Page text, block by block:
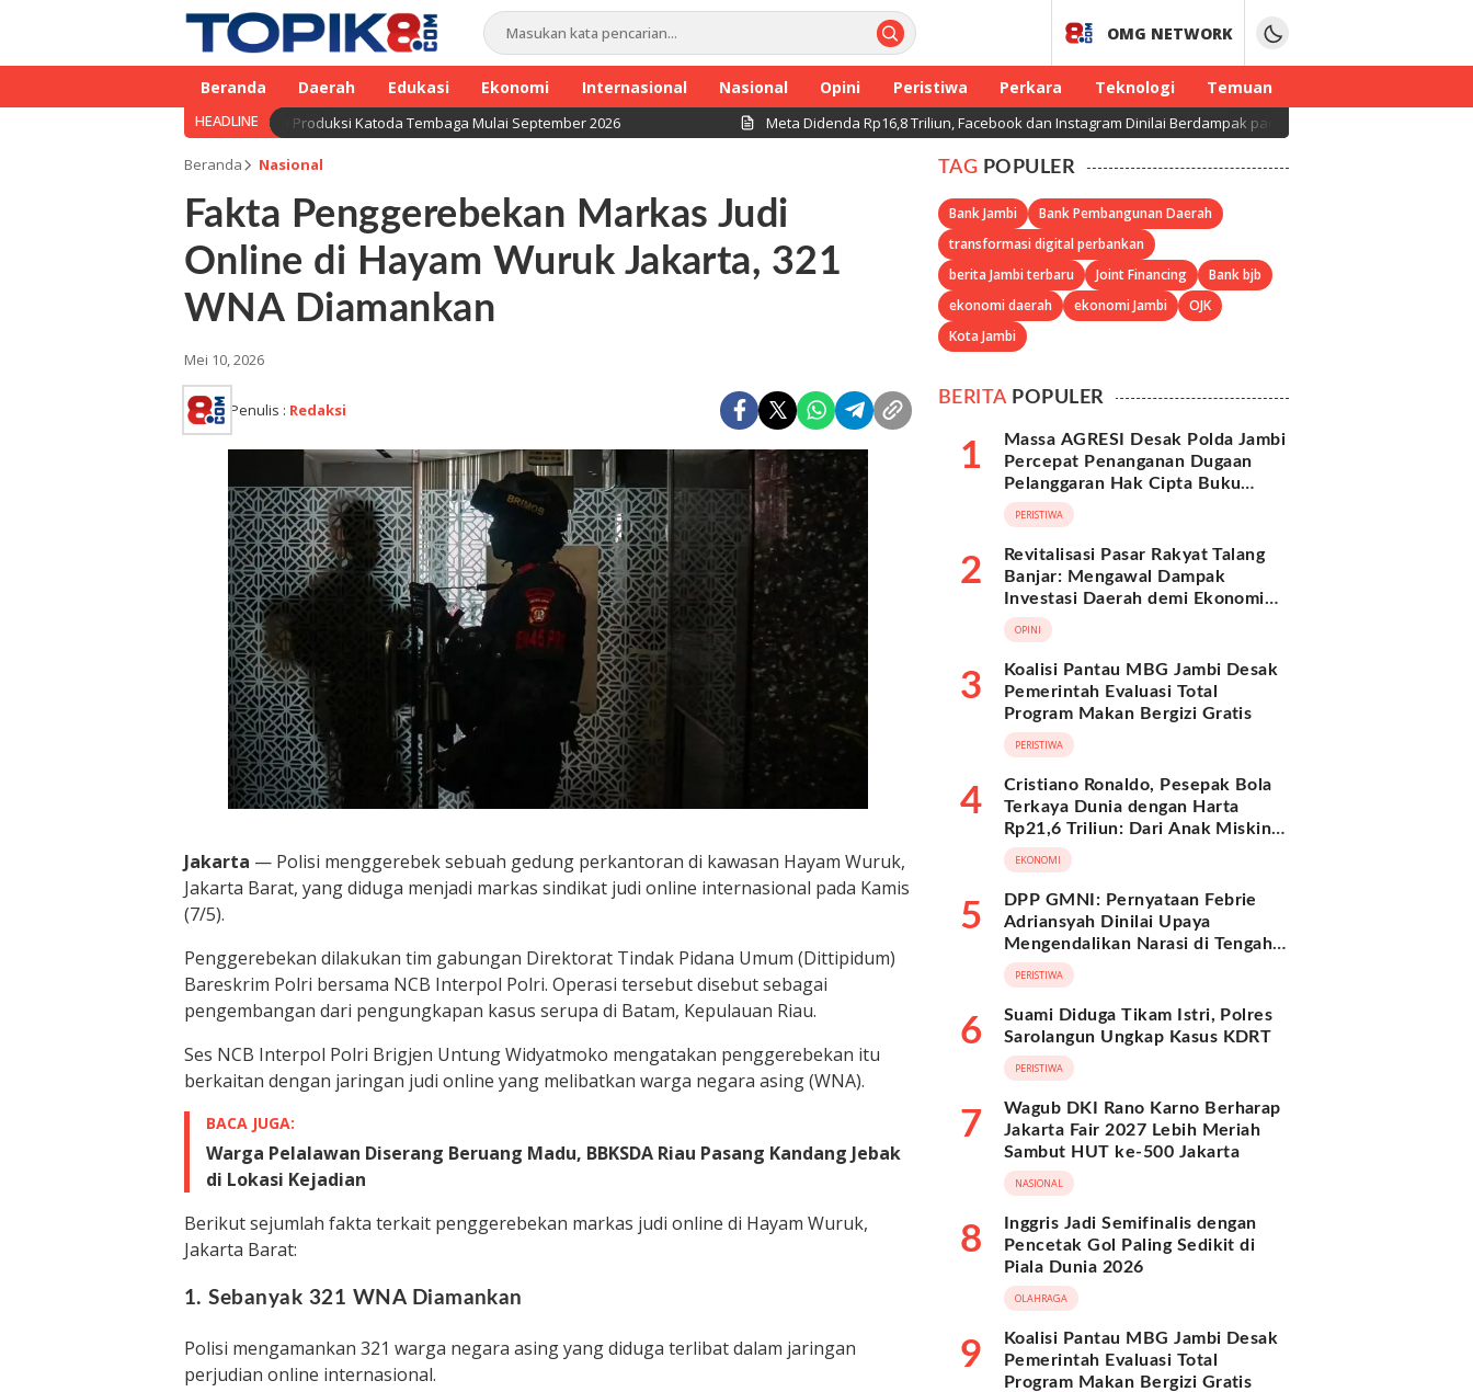
OMG NETWORK
Beranda Daerah Edukasi Ekonomi Internasional Nasional Opini Peristiwa Perkara Teknologi Temuan
HEADLINE
Manyar Gresik Kembali Produksi Katoda Tembaga Mulai September 2026 Meta Didenda Rp16,8 Triliun, Facebook dan Instagram Dinilai Berdampak pada Kesehatan Mental Anak
Beranda Nasional
Fakta Penggerebekan Markas Judi
Online di Hayam Wuruk Jakarta, 321
WNA Diamankan
Mei 10, 2026
Penulis : Redaksi
Jakarta — Polisi menggerebek sebuah gedung perkantoran di kawasan Hayam Wuruk,
Jakarta Barat, yang diduga menjadi markas sindikat judi online internasional pada Kamis
(7/5).
Penggerebekan dilakukan tim gabungan Direktorat Tindak Pidana Umum (Dittipidum)
Bareskrim Polri bersama NCB Interpol Polri. Operasi tersebut disebut sebagai
pengembangan dari pengungkapan kasus serupa di Batam, Kepulauan Riau.
Ses NCB Interpol Polri Brigjen Untung Widyatmoko mengatakan penggerebekan itu
berkaitan dengan jaringan judi online yang melibatkan warga negara asing (WNA).
BACA JUGA:
Warga Pelalawan Diserang Beruang Madu, BBKSDA Riau Pasang Kandang Jebak
di Lokasi Kejadian
Berikut sejumlah fakta terkait penggerebekan markas judi online di Hayam Wuruk,
Jakarta Barat:
1. Sebanyak 321 WNA Diamankan
Polisi mengamankan 321 warga negara asing yang diduga terlibat dalam jaringan
perjudian online internasional.
TAG POPULER
Bank Jambi
Bank Pembangunan Daerah
transformasi digital perbankan
berita Jambi terbaru
Joint Financing
Bank bjb
ekonomi daerah
ekonomi Jambi
OJK
Kota Jambi
BERITAPOPULER
1
Massa AGRESI Desak Polda Jambi
Percepat Penanganan Dugaan
Pelanggaran Hak Cipta Buku
Hukum Adat Melayu Jambi
PERISTIWA
2
Revitalisasi Pasar Rakyat Talang
Banjar: Mengawal Dampak
Investasi Daerah demi Ekonomi
Berkelanjutan
OPINI
3
Koalisi Pantau MBG Jambi Desak
Pemerintah Evaluasi Total
Program Makan Bergizi Gratis
PERISTIWA
4
Cristiano Ronaldo, Pesepak Bola
Terkaya Dunia dengan Harta
Rp21,6 Triliun: Dari Anak Miskin
hingga Miliarder
EKONOMI
5
DPP GMNI: Pernyataan Febrie
Adriansyah Dinilai Upaya
Mengendalikan Narasi di Tengah
Deretan Fakta yang Belum
Terjawab
PERISTIWA
6
Suami Diduga Tikam Istri, Polres
Sarolangun Ungkap Kasus KDRT
PERISTIWA
7
Wagub DKI Rano Karno Berharap
Jakarta Fair 2027 Lebih Meriah
Sambut HUT ke-500 Jakarta
NASIONAL
8
Inggris Jadi Semifinalis dengan
Pencetak Gol Paling Sedikit di
Piala Dunia 2026
OLAHRAGA
9
Koalisi Pantau MBG Jambi Desak
Pemerintah Evaluasi Total
Program Makan Bergizi Gratis